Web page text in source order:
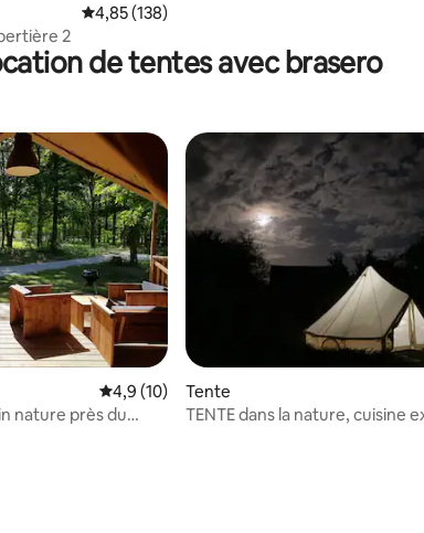
Évaluation moyenne sur la base de 138
4,85 (138)
2
de tentes avec brasero
56 commentaires : 4,89 sur 5
Évaluation moyenne sur la base de 10
4,9 (10)
nature près du
Tente
TENTE dans la nature, cuisine